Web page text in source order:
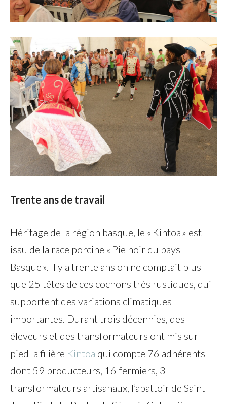
Trente ans de travail
Héritage de la région basque, le « Kintoa » est
issu de la race porcine « Pie noir du pays
Basque ». Il y a trente ans on ne comptait plus
que 25 têtes de ces cochons très rustiques, qui
supportent des variations climatiques
importantes. Durant trois décennies, des
éleveurs et des transformateurs ont mis sur
pied la filière Kintoa qui compte 76 adhérents
dont 59 producteurs, 16 fermiers, 3
transformateurs artisanaux, l’abattoir de Saint-